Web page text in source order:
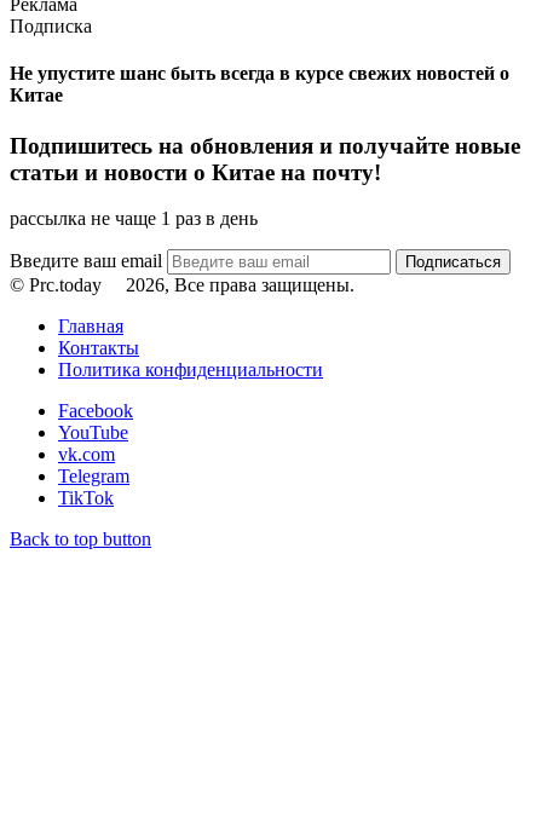
Реклама
Подписка
Не упустите шанс быть всегда в курсе свежих новостей о
Китае
Подпишитесь на обновления и получайте новые
статьи и новости о Китае на почту!
рассылка не чаще 1 раз в день
Введите ваш email
© Prc.today
2026, Все права защищены.
Главная
Контакты
Политика конфиденциальности
Facebook
YouTube
vk.com
Telegram
TikTok
Back to top button